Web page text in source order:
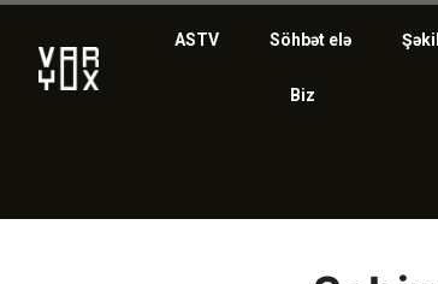
ASTV Söhbət elə
Biz